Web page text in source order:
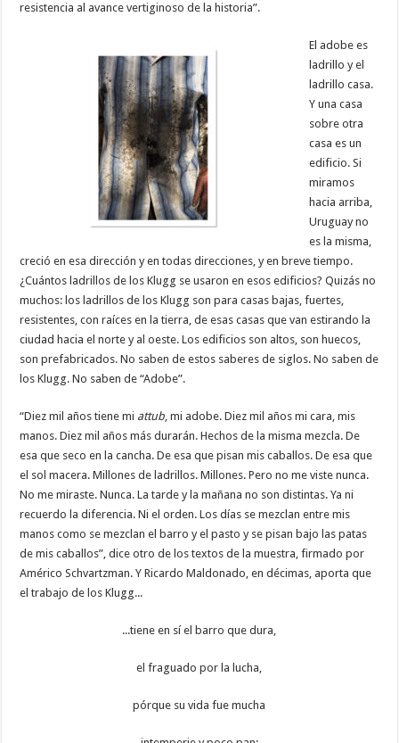
resistencia al avance vertiginoso de la historia”.
El adobe es
ladrillo y el
ladrillo casa.
Y una casa
sobre otra
casa es un
edificio. Si
miramos
hacia arriba,
Uruguay no
es la misma,
creció en esa dirección y en todas direcciones, y en breve tiempo.
¿Cuántos ladrillos de los Klugg se usaron en esos edificios? Quizás no
muchos: los ladrillos de los Klugg son para casas bajas, fuertes,
resistentes, con raíces en la tierra, de esas casas que van estirando la
ciudad hacia el norte y al oeste. Los edificios son altos, son huecos,
son prefabricados. No saben de estos saberes de siglos. No saben de
los Klugg. No saben de “Adobe”.
“Diez mil años tiene mi attub, mi adobe. Diez mil años mi cara, mis
manos. Diez mil años más durarán. Hechos de la misma mezcla. De
esa que seco en la cancha. De esa que pisan mis caballos. De esa que
el sol macera. Millones de ladrillos. Millones. Pero no me viste nunca.
No me miraste. Nunca. La tarde y la mañana no son distintas. Ya ni
recuerdo la diferencia. Ni el orden. Los días se mezclan entre mis
manos como se mezclan el barro y el pasto y se pisan bajo las patas
de mis caballos”, dice otro de los textos de la muestra, firmado por
Américo Schvartzman. Y Ricardo Maldonado, en décimas, aporta que
el trabajo de los Klugg...
...tiene en sí el barro que dura,
el fraguado por la lucha,
pórque su vida fue mucha